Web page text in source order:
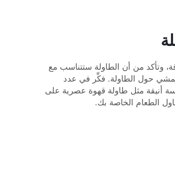
وتأكد من أن الطاولة ستتناسب مع
حول الطاولة. فكِّر في عدد
أنيقة مثل طاولة قهوة عصرية على
الطعام الخاصة بك.